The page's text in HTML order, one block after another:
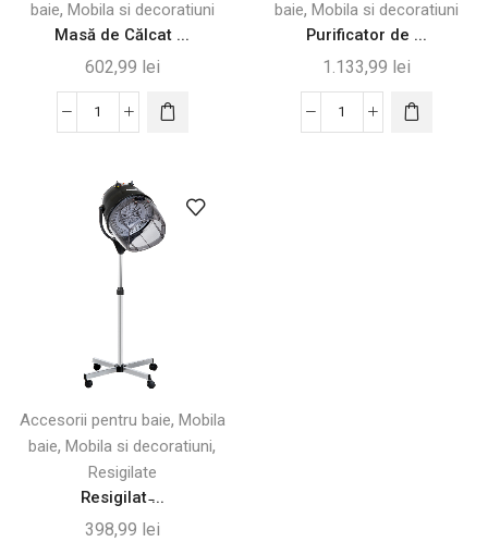
baie, Mobila si decoratiuni
Masă de Călcat ...
602,99 lei
Cantitate
Călcat
cu
Suport
125x43,5
baie, Mobila si decoratiuni
Purificator de ...
1.133,99 lei
Cantitate
Accesorii pentru baie, Mobila
baie, Mobila si decoratiuni,
Resigilate
Resigilat ̵...
398,99 lei